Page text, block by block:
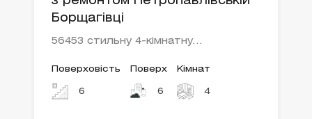
Борщагівці
56453 стильну 4-кімнатну…
Поверховість
6
Поверх
6
Кімнат
4